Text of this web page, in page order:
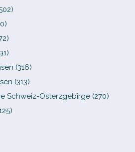
(316)
(313)
Schweiz-​Osterzgebirge (270)